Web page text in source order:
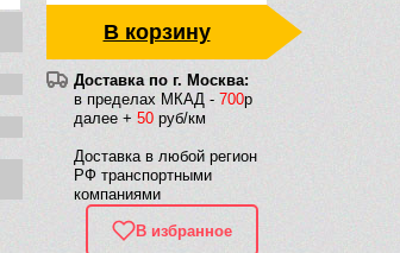
В корзину
Доставка по г. Москва:
в пределах МКАД - 700р
далее + 50 руб/км
Доставка в любой регион
РФ транспортными
компаниями
В избранное